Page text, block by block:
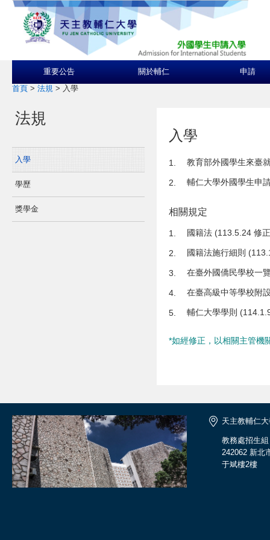
重要公告 關於輔仁 申請
首頁 > 法規 > 入學
法規
入學
學歷
獎學金
入學
1. 教育部外國學生來臺
2. 輔仁大學外國學生申
相關規定
1. 國籍法 (113.5.24 修
2. 國籍法施行細則
3. 在臺外國僑民學校一
4. 在臺高級中等學校附
5. 輔仁大學學則
*如經修正，以相關主管機
天主教輔仁
教務處招生組
242062 新北
于斌樓2樓